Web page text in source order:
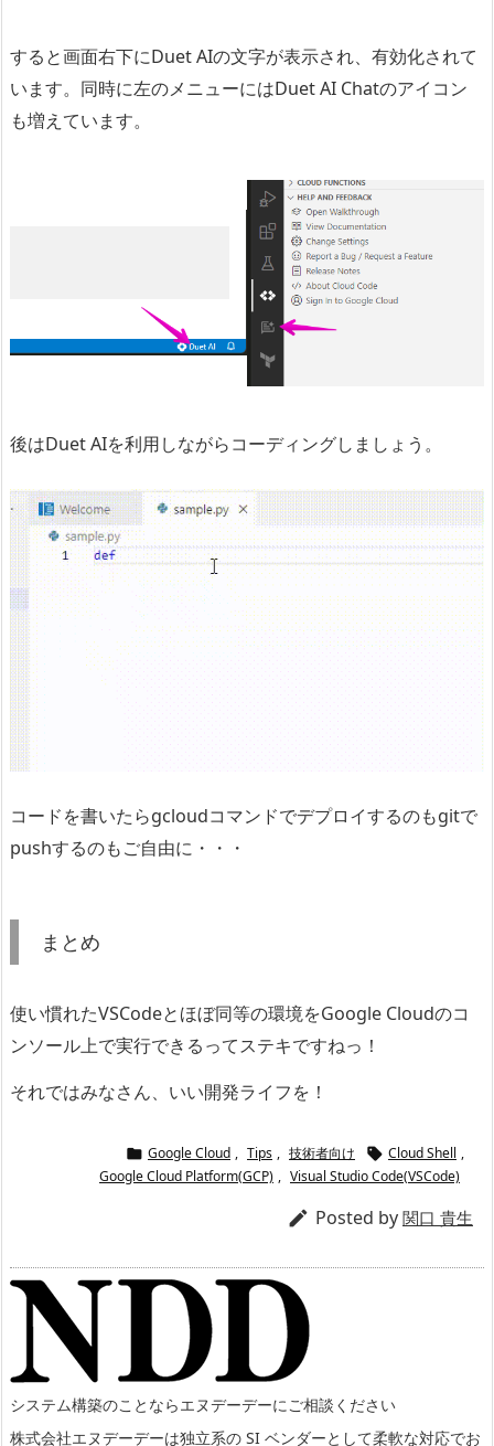
すると画面右下にDuet AIの文字が表示され、有効化されて
います。同時に左のメニューにはDuet AI Chatのアイコン
も増えています。
後はDuet AIを利用しながらコーディングしましょう。
コードを書いたらgcloudコマンドでデプロイするのもgitで
pushするのもご自由に・・・
まとめ
使い慣れたVSCodeとほぼ同等の環境をGoogle Cloudのコ
ンソール上で実行できるってステキですねっ！
それではみなさん、いい開発ライフを！
 Google Cloud , Tips , 技術者向け  Cloud Shell ,
Google Cloud Platform(GCP) , Visual Studio Code(VSCode)
 Posted by 関口 貴生
システム構築のことならエヌデーデーにご相談ください
株式会社エヌデーデーは独立系の SI ベンダーとして柔軟な対応でお